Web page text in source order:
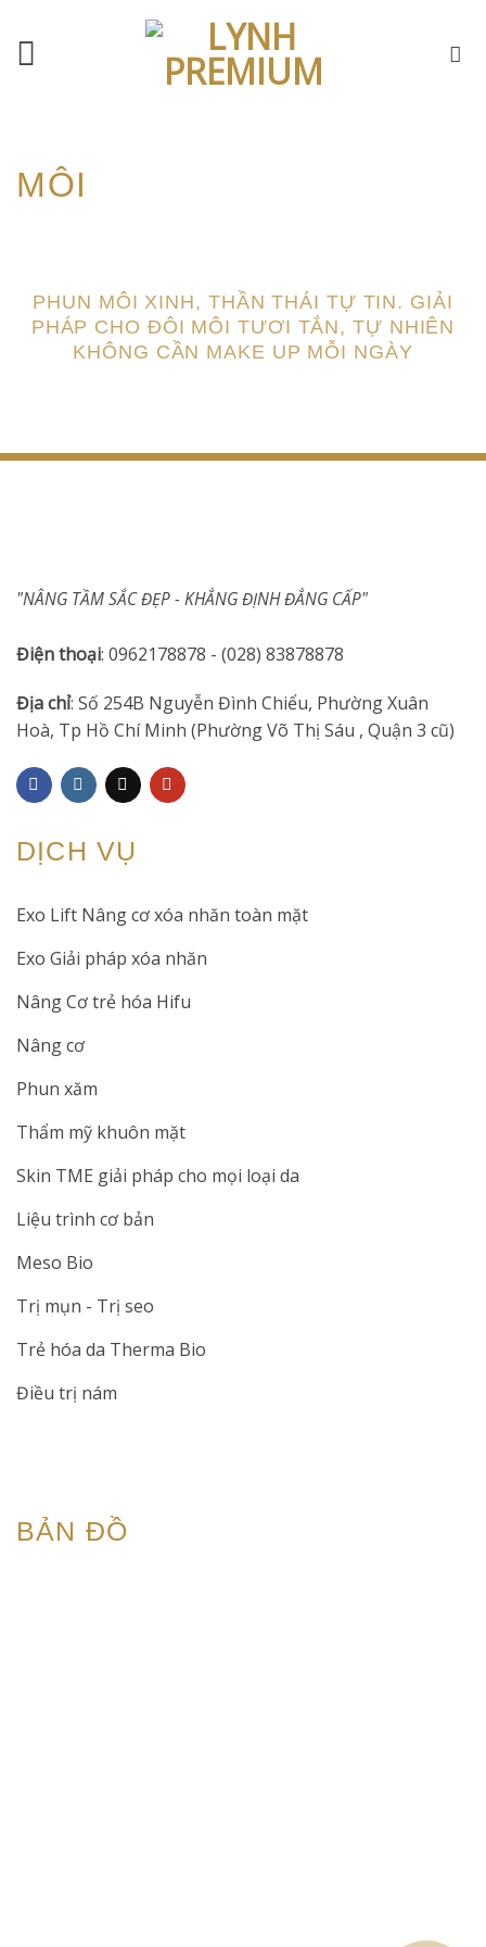
content
MÔI
PHUN MÔI XINH, THẦN THÁI TỰ TIN. GIẢI
PHÁP CHO ĐÔI MÔI TƯƠI TẮN, TỰ NHIÊN
KHÔNG CẦN MAKE UP MỖI NGÀY
"NÂNG TẦM SẮC ĐẸP - KHẲNG ĐỊNH ĐẲNG CẤP"
Điện thoại: 0962178878 - (028) 83878878
Địa chỉ: Số 254B Nguyễn Đình Chiểu, Phường Xuân
Hoà, Tp Hồ Chí Minh (Phường Võ Thị Sáu , Quận 3 cũ)
DỊCH VỤ
Exo Lift Nâng cơ xóa nhăn toàn mặt
Exo Giải pháp xóa nhăn
Nâng Cơ trẻ hóa Hifu
Nâng cơ
Phun xăm
Thẩm mỹ khuôn mặt
Skin TME giải pháp cho mọi loại da
Liệu trình cơ bản
Meso Bio
Trị mụn - Trị seo
Trẻ hóa da Therma Bio
Điều trị nám
BẢN ĐỒ